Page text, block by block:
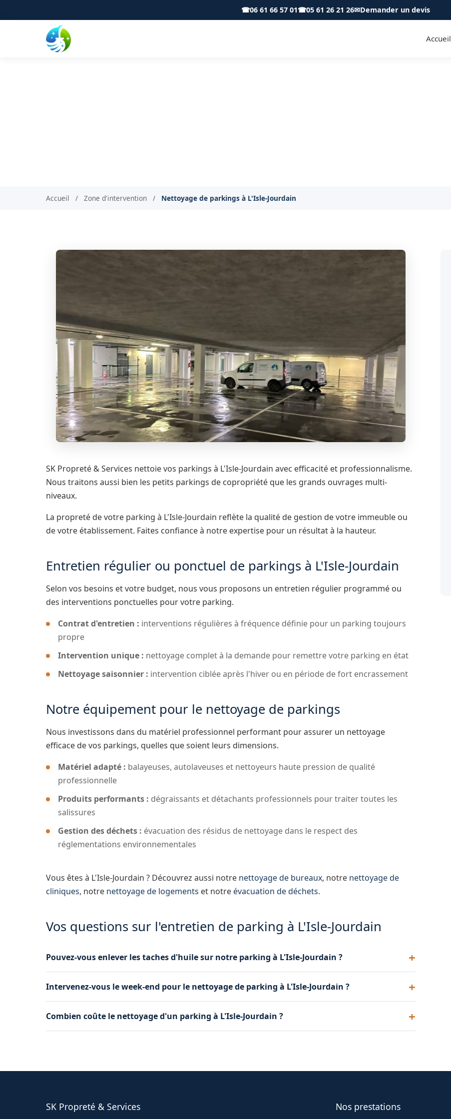
☎06 61 66 57 01☎05 61 26 21 26✉Demander un devis
Accueil
Accueil / Zone d'intervention / Nettoyage de parkings à L'Isle-Jourdain
SK Propreté & Services nettoie vos parkings à L'Isle-Jourdain avec efficacité et professionnalisme.
Nous traitons aussi bien les petits parkings de copropriété que les grands ouvrages multi-
niveaux.
La propreté de votre parking à L'Isle-Jourdain reflète la qualité de gestion de votre immeuble ou
de votre établissement. Faites confiance à notre expertise pour un résultat à la hauteur.
Entretien régulier ou ponctuel de parkings à L'Isle-Jourdain
Selon vos besoins et votre budget, nous vous proposons un entretien régulier programmé ou
des interventions ponctuelles pour votre parking.
Contrat d'entretien : interventions régulières à fréquence définie pour un parking toujours
propre
Intervention unique : nettoyage complet à la demande pour remettre votre parking en état
Nettoyage saisonnier : intervention ciblée après l'hiver ou en période de fort encrassement
Notre équipement pour le nettoyage de parkings
Nous investissons dans du matériel professionnel performant pour assurer un nettoyage
efficace de vos parkings, quelles que soient leurs dimensions.
Matériel adapté : balayeuses, autolaveuses et nettoyeurs haute pression de qualité
professionnelle
Produits performants : dégraissants et détachants professionnels pour traiter toutes les
salissures
Gestion des déchets : évacuation des résidus de nettoyage dans le respect des
réglementations environnementales
Vous êtes à L'Isle-Jourdain ? Découvrez aussi notre nettoyage de bureaux, notre nettoyage de
cliniques, notre nettoyage de logements et notreévacuation de déchets.
Vos questions sur l'entretien de parking à L'Isle-Jourdain
Pouvez-vous enlever les taches d'huile sur notre parking à L'Isle-Jourdain ?
sur les sols de votre parking à L'Isle-Jourdain.
Intervenez-vous le week-end pour le nettoyage de parking à L'Isle-Jourdain ?
votre parking à L'Isle-Jourdain sans gêner les usagers.
Combien coûte le nettoyage d'un parking à L'Isle-Jourdain ?
SK Propreté & Services Nos prestations